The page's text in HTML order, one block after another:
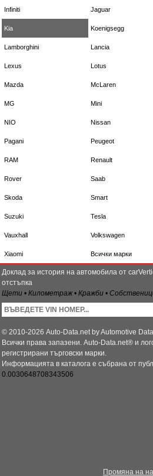
Infiniti Jaguar
Kia Koenigsegg
Lamborghini Lancia
Lexus Lotus
Mazda McLaren
MG Mini
NIO Nissan
Pagani Peugeot
RAM Renault
Rover Saab
Skoda Smart
Suzuki Tesla
Vauxhall Volkswagen
Xiaomi Всички марки
Доклад за история на автомобила от
отстъпка
Щети • Километраж • Кражби •
© 2010-2026 Auto-Data.net by Automotive Data
Всички права запазени. Auto-Data.net® и
регистрирани търговски марки.
Информацията в каталога е събрана от
0.0030648708343506
Промяна на